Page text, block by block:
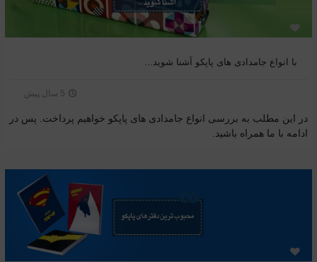
با انواع جامدادی های پاپکو آشنا شوید...
5 سال پیش
در این مطلب به بررسی انواع جامدادی های پاپکو خواهیم پرداخت. پس در
ادامه با ما همراه باشید.